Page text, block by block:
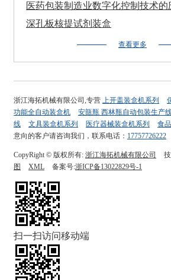
医药包装制造业数字化控制技术的
深孔板核提试剂装盒
查看更多
浙江海拓机械有限公司,专营 上开盖装盒机系列
功能全自动装盒机
安瓿瓶 西林瓶自动包装生产
线
文具装盒机系列 医疗器械装盒机系列 食
意向的客户请咨询我们，联系电话： 17757726222
CopyRight © 版权所有: 浙江海拓机械有限公司
图
XML 备案号:浙ICP备13022829号-1
扫一扫访问移动端